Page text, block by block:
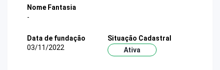
Nome Fantasia
-
Data de fundação
03/11/2022
Situação Cadastral
Ativa